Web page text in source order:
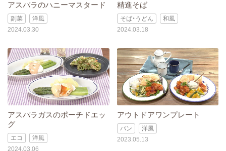
アスパラのハニーマスタード
副菜
洋風
2024.03.30
精進そば
そば・うどん
和風
2024.03.18
アスパラガスのポーチドエッ
グ
エコ
洋風
2024.03.06
アウトドアワンプレート
パン
洋風
2023.05.13